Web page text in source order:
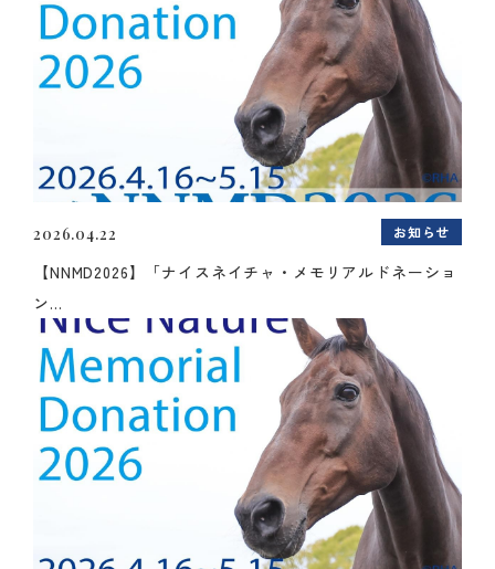
2026.04.22 お知らせ
【NNMD2026】「ナイスネイチャ・メモリアルドネーショ
ン...